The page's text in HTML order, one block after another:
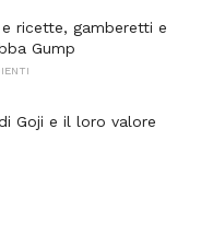
ricette, gamberetti e
Gump
Goji e il loro valore